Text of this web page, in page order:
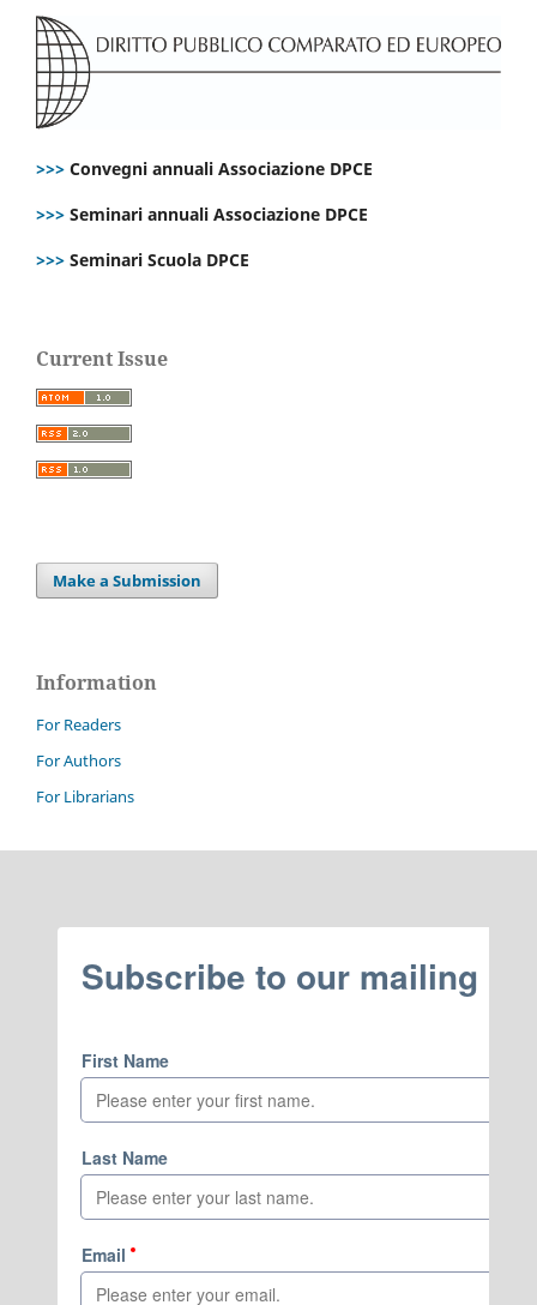
>>> Convegni annuali Associazione DPCE
>>> Seminari annuali Associazione DPCE
>>> Seminari Scuola DPCE
Current Issue
Make a Submission
Information
For Readers
For Authors
For Librarians